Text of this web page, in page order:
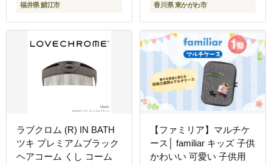
福井県 鯖江市 香川県 東かがわ市
ラブクロム (R) IN BATH
ツキ プレミアムブラック
ヘアコーム くし コーム
【ファミリア】マルチケ
ース│ familiar キッズ 子供
かわいい 可愛い 子供用